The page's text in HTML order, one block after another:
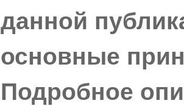
данной
основные
Подробное